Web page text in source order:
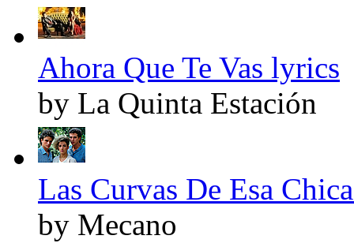
Ahora Que Te Vas lyrics
by La Quinta Estación
Las Curvas De Esa
by Mecano